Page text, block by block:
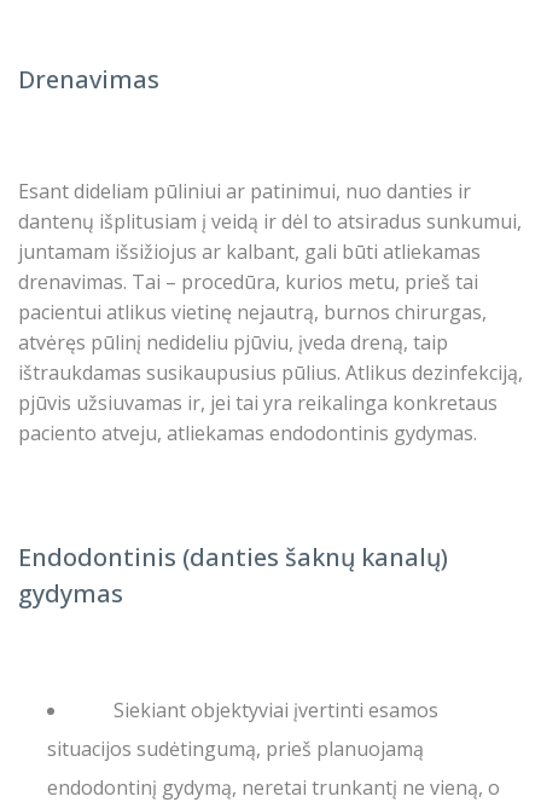
Drenavimas
Esant dideliam pūliniui ar patinimui, nuo danties ir
dantenų išplitusiam į veidą ir dėl to atsiradus sunkumui,
juntamam išsižiojus ar kalbant, gali būti atliekamas
drenavimas. Tai – procedūra, kurios metu, prieš tai
pacientui atlikus vietinę nejautrą, burnos chirurgas,
atvėręs pūlinį nedideliu pjūviu, įveda dreną, taip
ištraukdamas susikaupusius pūlius. Atlikus dezinfekciją,
pjūvis užsiuvamas ir, jei tai yra reikalinga konkretaus
paciento atveju, atliekamas endodontinis gydymas.
Endodontinis (danties šaknų kanalų)
gydymas
Siekiant objektyviai įvertinti esamos
situacijos sudėtingumą, prieš planuojamą
endodontinį gydymą, neretai trunkantį ne vieną, o